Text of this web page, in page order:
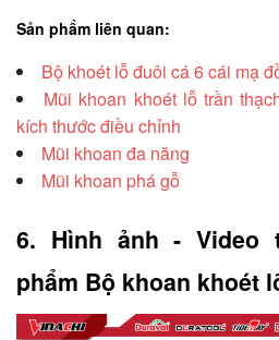
Sản phẩm liên quan:
Bộ khoét lỗ đuôi cá 6 cái mạ
Mũi khoan khoét lỗ trần
kích thước điều chỉnh
Mũi khoan đa năng
Mũi khoan phá gỗ
6. Hình ảnh - Video
phẩm Bộ khoan khoét